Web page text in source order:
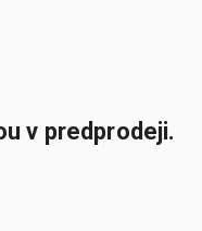
v predprodeji.